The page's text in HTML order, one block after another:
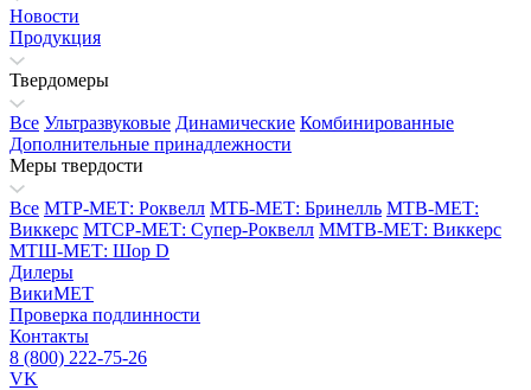
Новости
Продукция
Твердомеры
Все Ультразвуковые Динамические Комбинированные
Дополнительные принадлежности
Меры твердости
Все МТР-МЕТ: Роквелл МТБ-МЕТ: Бринелль МТВ-МЕТ:
Виккерс МТСР-МЕТ: Супер-Роквелл ММТВ-МЕТ: Виккерс
МТШ-МЕТ: Шор D
Дилеры
ВикиМЕТ
Проверка подлинности
Контакты
8 (800) 222-75-26
VK